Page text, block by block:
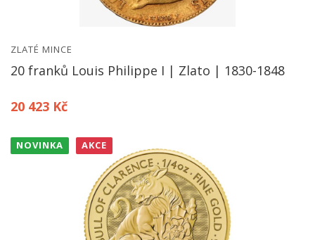
ZLATÉ MINCE
20 franků Louis Philippe I | Zlato | 1830-1848
20 423 Kč
NOVINKA AKCE